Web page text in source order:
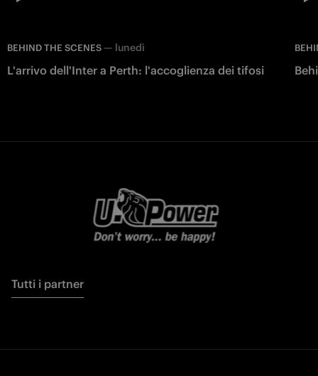
BEHIND THE SCENES — lunedì
L'arrivo dell'Inter a Perth: l'accoglienza dei tifosi
Tutti i partner